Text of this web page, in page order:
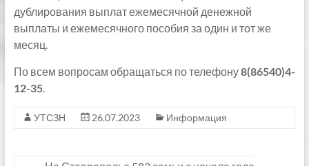
дублирования выплат ежемесячной денежной
выплаты и ежемесячного пособия за один и тот же
месяц.
По всем вопросам обращаться по телефону8(86540)4-
12-35.
УТСЗН 26.07.2023 Информация